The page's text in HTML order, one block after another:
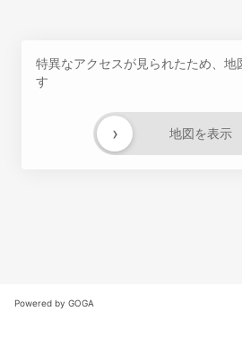
特異なアクセスが見られたため、地
す
地図を表示
›
Powered by GOGA